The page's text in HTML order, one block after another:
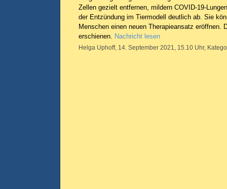
Zellen gezielt entfernen, mildern COVID-19-
der Entzündung im Tiermodell deutlich ab. Sie
Menschen einen neuen Therapieansatz eröffnen.
erschienen. Nachricht lesen
Helga Uphoff, 14. September 2021, 15.10 Uhr,